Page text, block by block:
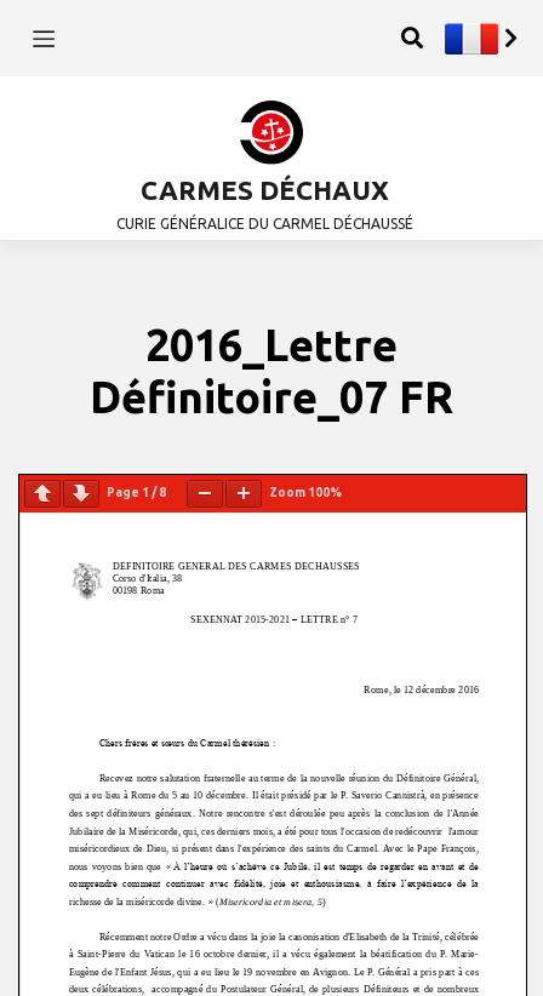
CARMES DÉCHAUX
CURIE GÉNÉRALICE DU CARMEL DÉCHAUSSÉ
2016_Lettre
Définitoire_07 FR
Page 1 /8 Zoom 100%